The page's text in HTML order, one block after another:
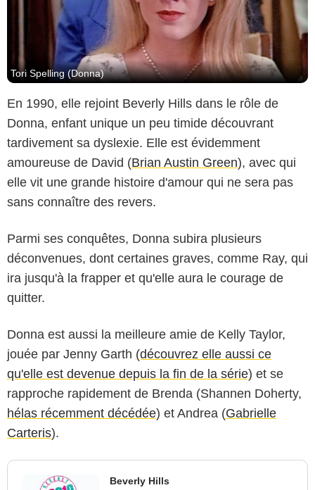
Tori Spelling (Donna)
En 1990, elle rejoint Beverly Hills dans le rôle de
Donna, enfant unique un peu timide découvrant
tardivement sa dyslexie. Elle est évidemment
amoureuse de David (Brian Austin Green), avec qui
elle vit une grande histoire d'amour qui ne sera pas
sans connaître des revers.
Parmi ses conquêtes, Donna subira plusieurs
déconvenues, dont certaines graves, comme Ray, qui
ira jusqu'à la frapper et qu'elle aura le courage de
quitter.
Donna est aussi la meilleure amie de Kelly Taylor,
jouée par Jenny Garth (découvrez elle aussi ce
qu'elle est devenue depuis la fin de la série) et se
rapproche rapidement de Brenda (Shannen Doherty,
hélas récemment décédée) et Andrea (Gabrielle
Carteris).
Beverly Hills